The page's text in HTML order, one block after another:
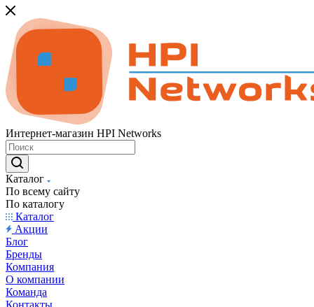
Интернет-магазин HPI Networks
Каталог
По всему сайту
По каталогу
Каталог
Акции
Блог
Бренды
Компания
О компании
Команда
Контакты